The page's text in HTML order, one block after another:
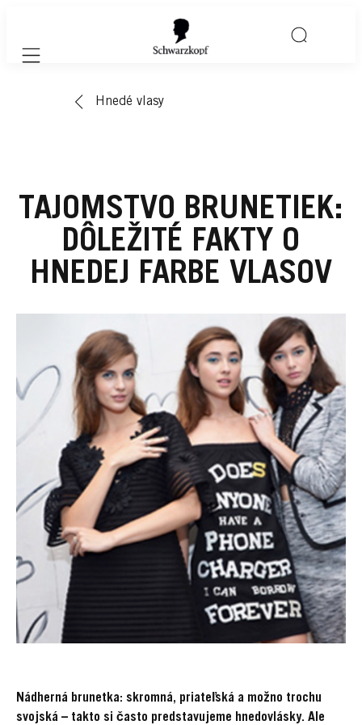
Mobile navigation
Hnedé vlasy
TAJOMSTVO BRUNETIEK:
DÔLEŽITÉ FAKTY O
HNEDEJ FARBE VLASOV
Nádherná brunetka: skromná, priateľská a možno trochu
svojská – takto si často predstavujeme hnedovlásky. Ale